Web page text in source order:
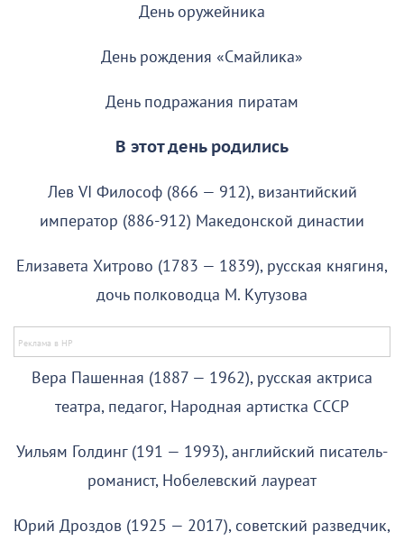
День оружейника
День рождения «Смайлика»
День подражания пиратам
В этот день родились
Лев VI Философ (866 — 912), византийский
император (886-912) Македонской династии
Елизавета Хитрово (1783 — 1839), русская княгиня,
дочь полководца М. Кутузова
Вера Пашенная (1887 — 1962), русская актриса
театра, педагог, Народная артистка СССР
Уильям Голдинг (191 — 1993), английский писатель-
романист, Нобелевский лауреат
Юрий Дроздов (1925 — 2017), советский разведчик,